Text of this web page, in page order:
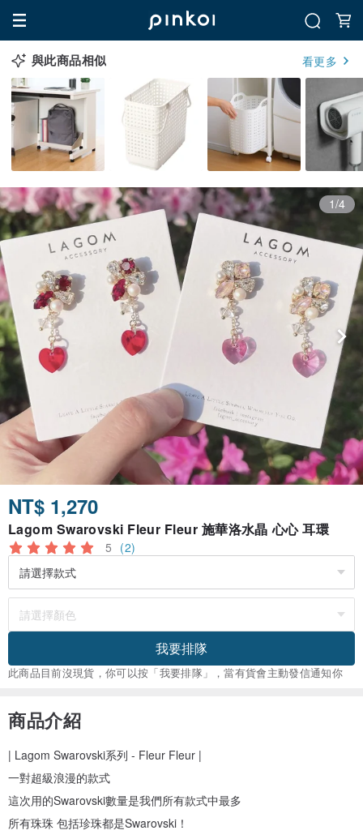
與此商品相似 看更多
1/4
NT$ 1,270
Lagom Swarovski Fleur Fleur 施華洛水晶 心心 耳環
5 (2)
我要排隊
此商品目前沒現貨，你可以按「我要排隊」，當有貨會主動發信通知你
商品介紹
| Lagom Swarovski系列 - Fleur Fleur |
一對超級浪漫的款式
這次用的Swarovski數量是我們所有款式中最多
所有珠珠 包括珍珠都是Swarovski！